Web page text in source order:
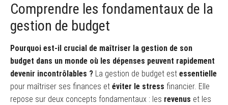
Comprendre les fondamentaux de la
gestion de budget
Pourquoi est-il crucial de maîtriser la gestion de son
budget dans un monde où les dépenses peuvent rapidement
devenir incontrôlables ? La gestion de budget est essentielle
pour maîtriser ses finances et éviter le stress financier. Elle
repose sur deux concepts fondamentaux : les revenus et les